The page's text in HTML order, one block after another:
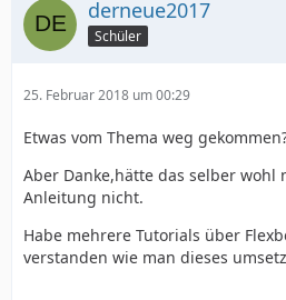
derneue2017
Schüler
25. Februar 2018 um 00:29
Etwas vom Thema weg
Aber Danke,hätte das selber wohl
Anleitung nicht.
Habe mehrere Tutorials über
verstanden wie man dieses